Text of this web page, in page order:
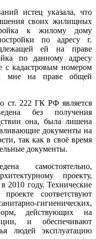
истец указала, что
своих жилищных
к жилому дому
по адресу г.
ей на праве
по данному адресу
с кадастровым номером
мне на праве общей
ст. 222 ГК РФ является
без получения
она, была лишена
документы на
так как в своё время
документы.
самостоятельно,
проекту,
2010 году. Технические
соответствуют
гигиенических,
действующих на
и обеспечивают
людей эксплуатацию